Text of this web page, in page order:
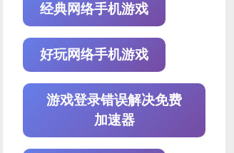
经典网络手机游戏
好玩网络手机游戏
游戏登录错误解决免费
加速器